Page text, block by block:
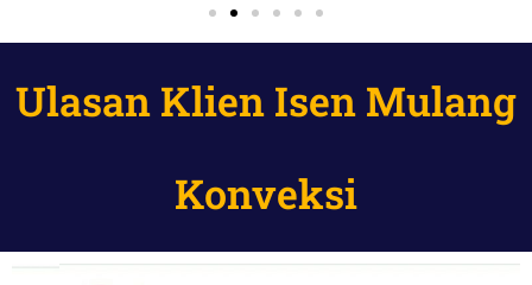
Ulasan Klien Isen Mulang
Konveksi